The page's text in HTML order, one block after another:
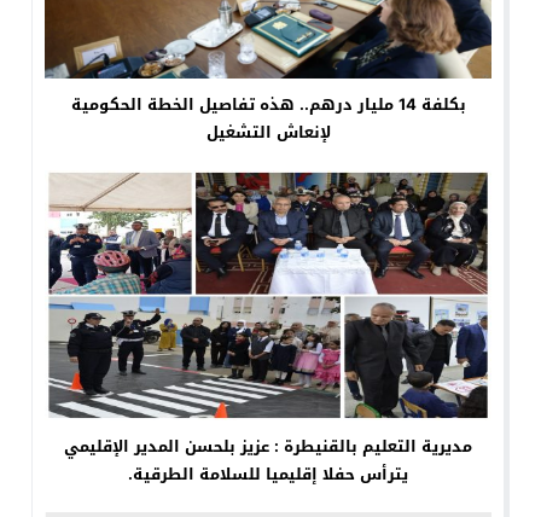
بكلفة 14 مليار درهم.. هذه تفاصيل الخطة الحكومية
لإنعاش التشغيل
مديرية التعليم بالقنيطرة : عزيز بلحسن المدير الإقليمي
يترأس حفلا إقليميا للسلامة الطرقية.